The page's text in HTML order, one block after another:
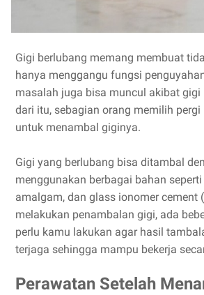
Gigi berlubang memang membuat
hanya menggangu fungsi
masalah juga bisa muncul akibat gigi
dari itu, sebagian orang memilih pergi
untuk menambal giginya.
Gigi yang berlubang bisa ditambal
menggunakan berbagai bahan
amalgam, dan glass ionomer cement
melakukan penambalan gigi, ada
perlu kamu lakukan agar hasil
terjaga sehingga mampu bekerja
Perawatan Setelah